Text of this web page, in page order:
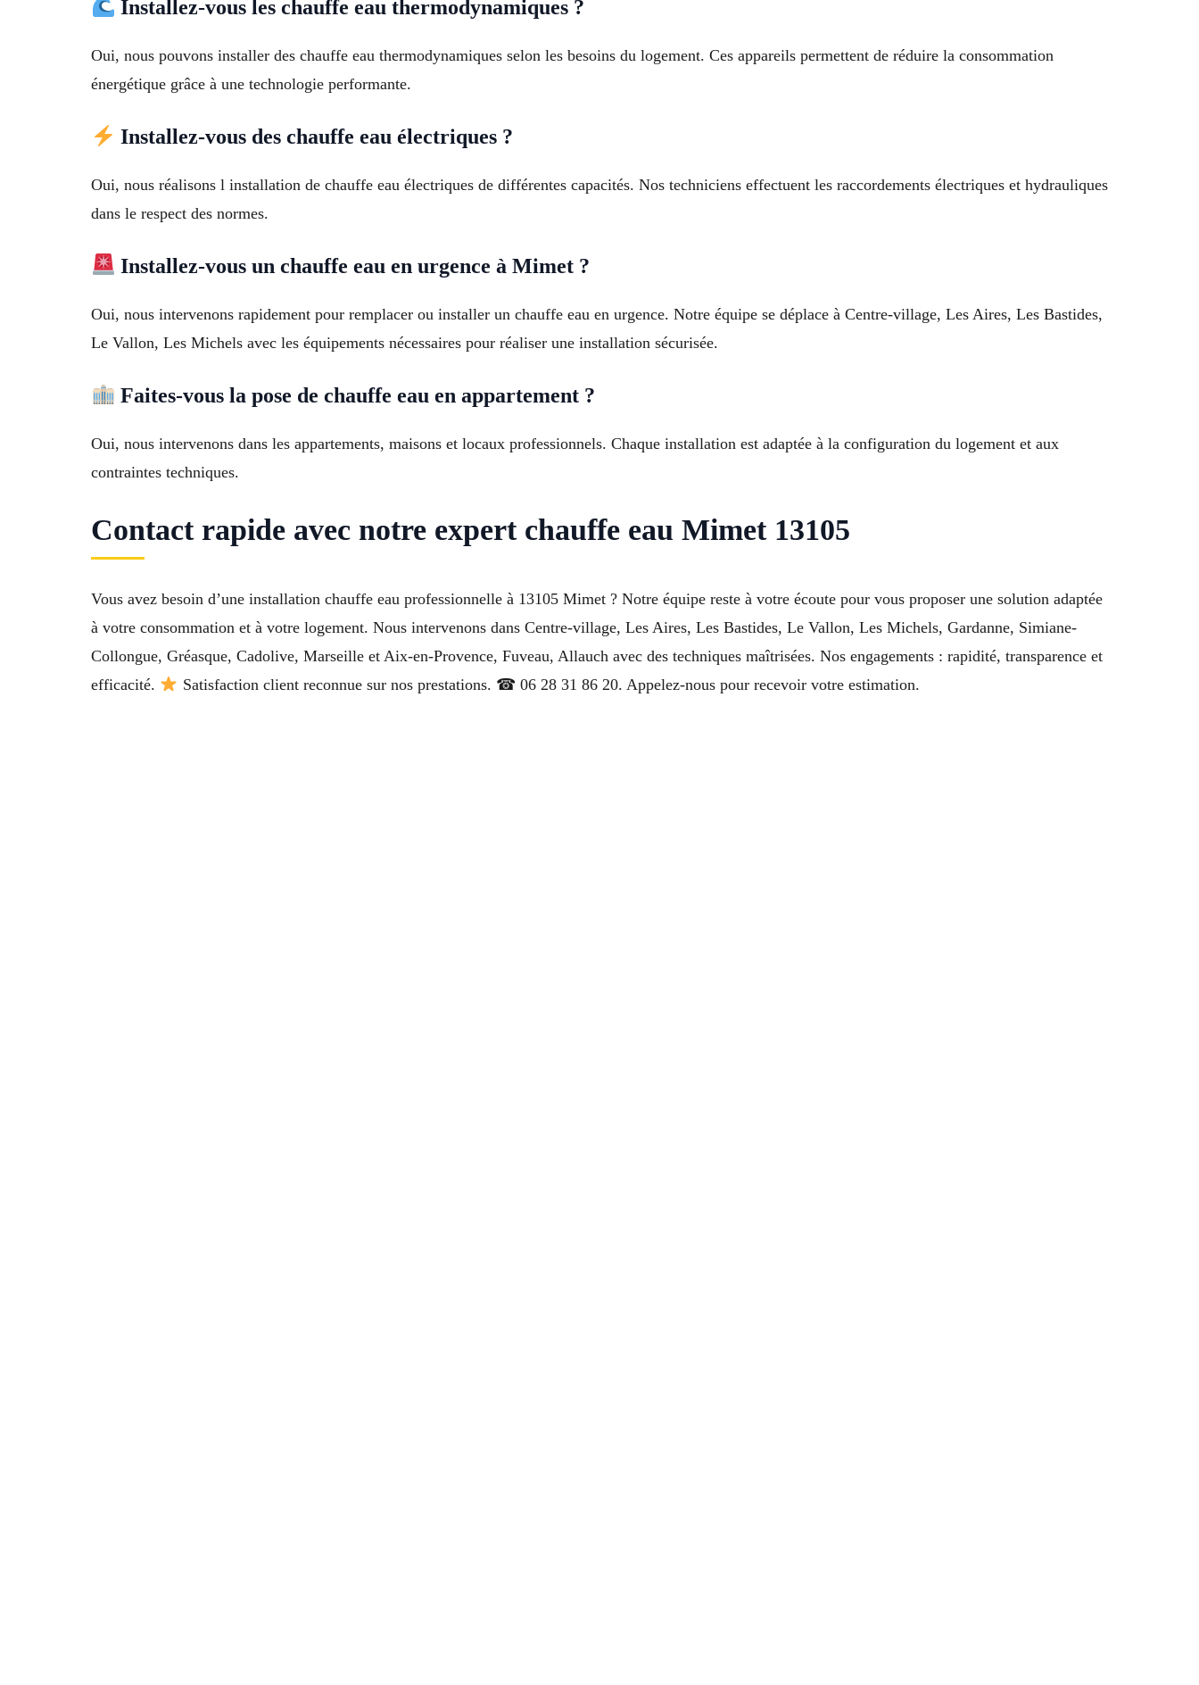
Installez-vous les chauffe eau thermodynamiques ?
Oui, nous pouvons installer des chauffe eau thermodynamiques selon les besoins du logement. Ces appareils permettent de réduire la consommation
énergétique grâce à une technologie performante.
Installez-vous des chauffe eau électriques ?
Oui, nous réalisons l installation de chauffe eau électriques de différentes capacités. Nos techniciens effectuent les raccordements électriques et hydrauliques
dans le respect des normes.
Installez-vous un chauffe eau en urgence à Mimet ?
Oui, nous intervenons rapidement pour remplacer ou installer un chauffe eau en urgence. Notre équipe se déplace à Centre-village, Les Aires, Les Bastides,
Le Vallon, Les Michels avec les équipements nécessaires pour réaliser une installation sécurisée.
Faites-vous la pose de chauffe eau en appartement ?
Oui, nous intervenons dans les appartements, maisons et locaux professionnels. Chaque installation est adaptée à la configuration du logement et aux
contraintes techniques.
Contact rapide avec notre expert chauffe eau Mimet 13105
Vous avez besoin d’une installation chauffe eau professionnelle à 13105 Mimet ? Notre équipe reste à votre écoute pour vous proposer une solution adaptée
à votre consommation et à votre logement. Nous intervenons dans Centre-village, Les Aires, Les Bastides, Le Vallon, Les Michels, Gardanne, Simiane-
Collongue, Gréasque, Cadolive, Marseille et Aix-en-Provence, Fuveau, Allauch avec des techniques maîtrisées. Nos engagements : rapidité, transparence et
efficacité.
Satisfaction client reconnue sur nos prestations. ☎ 06 28 31 86 20. Appelez-nous pour recevoir votre estimation.